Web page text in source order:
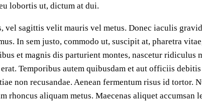
lobortis ut, dictum at dui.
vel sagittis velit mauris vel metus. Donec iaculis
In sem justo, commodo ut, suscipit at, pharetra
et magnis dis parturient montes, nascetur ridiculus
Temporibus autem quibusdam et aut officiis
non recusandae. Aenean fermentum risus id tortor.
aliquam metus. Maecenas aliquet accumsan